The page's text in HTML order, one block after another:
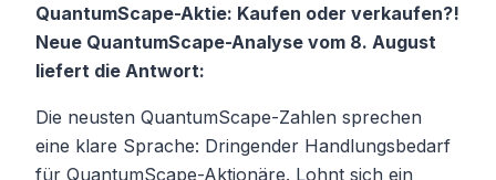
QuantumScape-Aktie: Kaufen oder verkaufen?!
Neue QuantumScape-Analyse vom 8. August
liefert die Antwort:
Die neusten QuantumScape-Zahlen sprechen
eine klare Sprache: Dringender Handlungsbedarf
für QuantumScape-Aktionäre. Lohnt sich ein